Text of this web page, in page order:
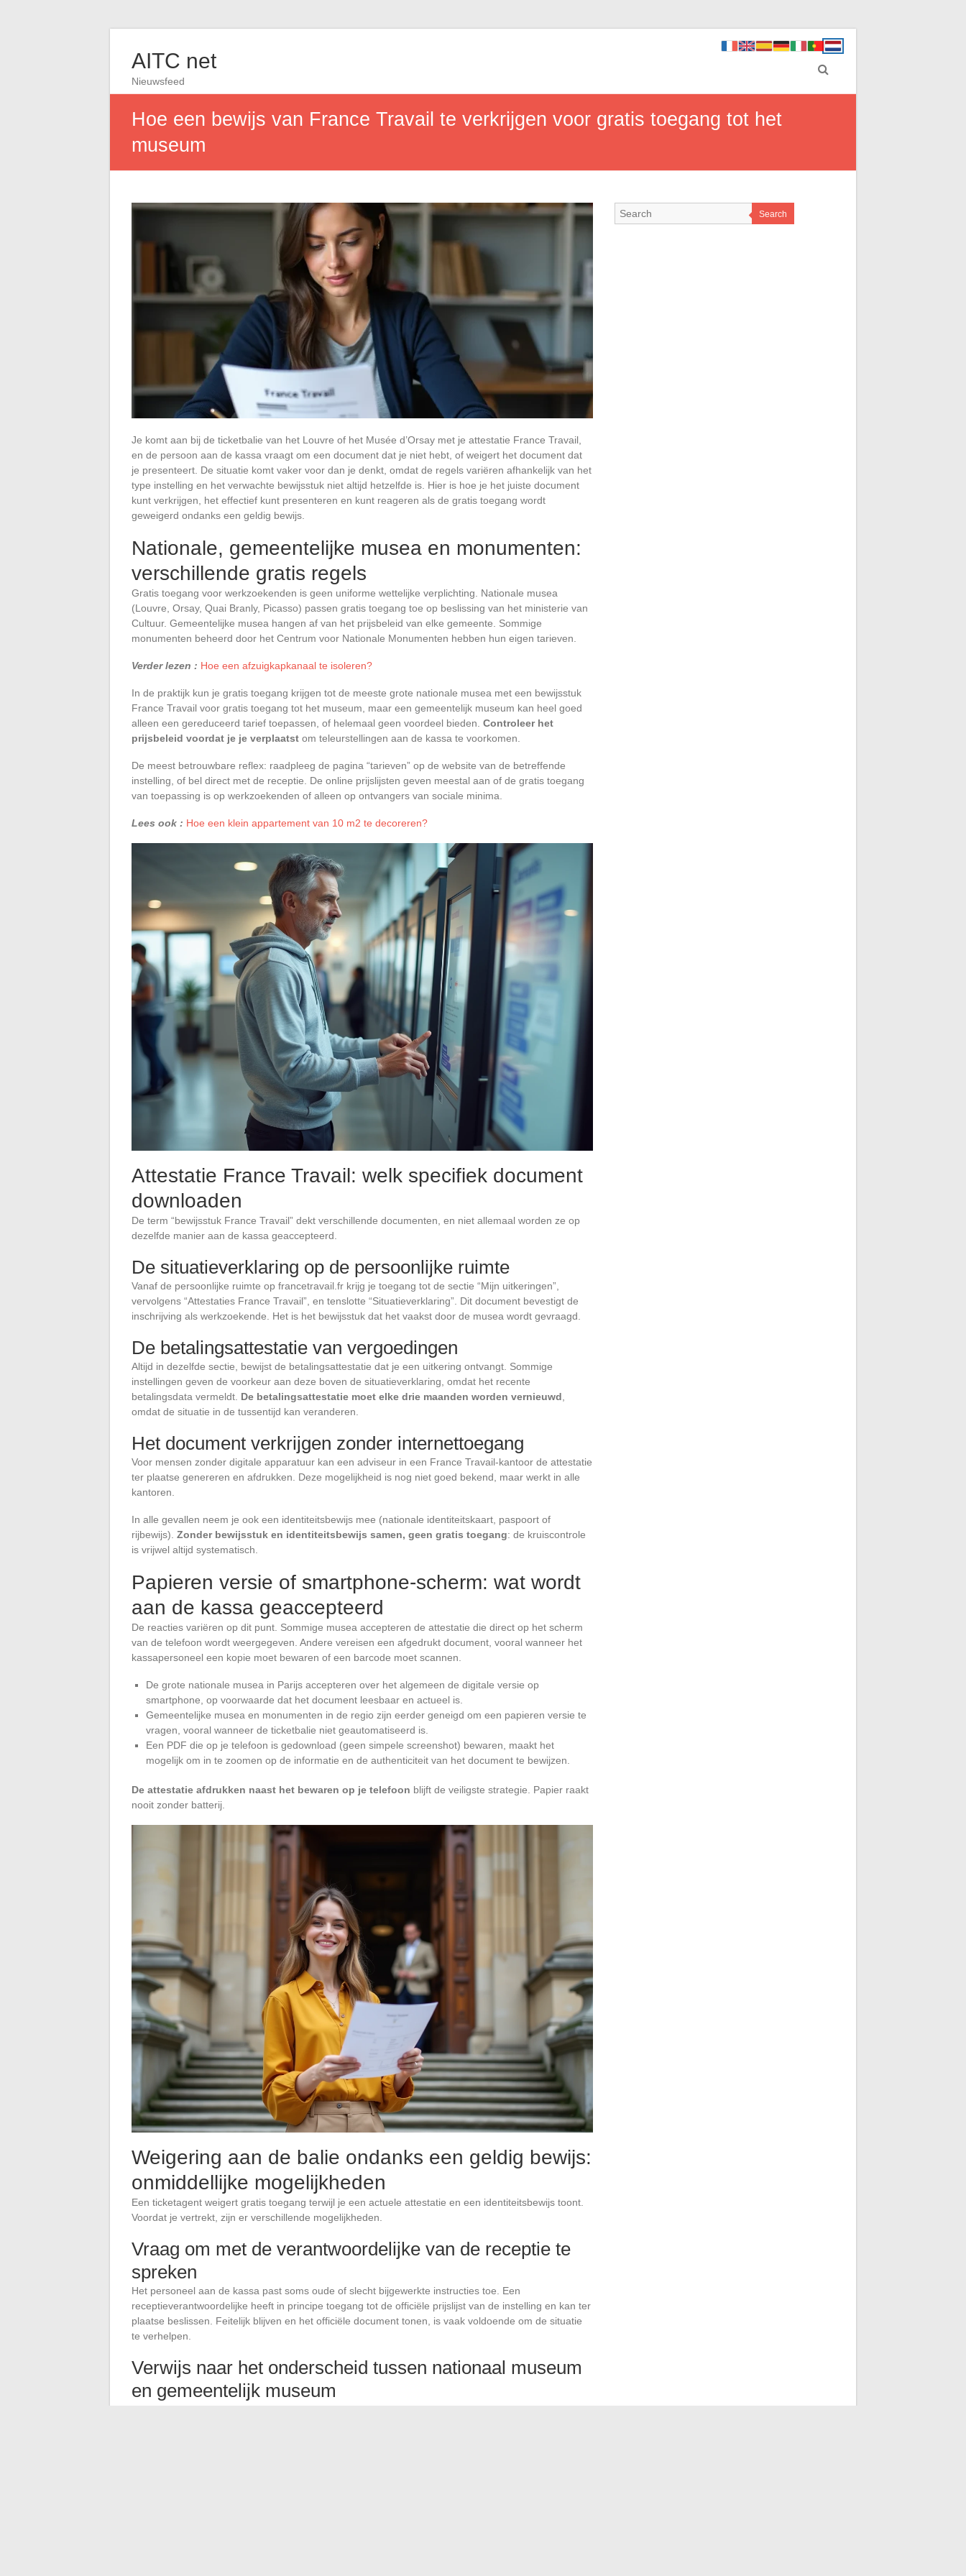
AITC net
Nieuwsfeed
Hoe een bewijs van France Travail te verkrijgen voor gratis toegang tot het
museum
Je komt aan bij de ticketbalie van het Louvre of het Musée d’Orsay met je attestatie France Travail,
en de persoon aan de kassa vraagt om een document dat je niet hebt, of weigert het document dat
je presenteert. De situatie komt vaker voor dan je denkt, omdat de regels variëren afhankelijk van het
type instelling en het verwachte bewijsstuk niet altijd hetzelfde is. Hier is hoe je het juiste document
kunt verkrijgen, het effectief kunt presenteren en kunt reageren als de gratis toegang wordt
geweigerd ondanks een geldig bewijs.
Nationale, gemeentelijke musea en monumenten:
verschillende gratis regels
Gratis toegang voor werkzoekenden is geen uniforme wettelijke verplichting. Nationale musea
(Louvre, Orsay, Quai Branly, Picasso) passen gratis toegang toe op beslissing van het ministerie van
Cultuur. Gemeentelijke musea hangen af van het prijsbeleid van elke gemeente. Sommige
monumenten beheerd door het Centrum voor Nationale Monumenten hebben hun eigen tarieven.
Verder lezen : Hoe een afzuigkapkanaal te isoleren?
In de praktijk kun je gratis toegang krijgen tot de meeste grote nationale musea met een bewijsstuk
France Travail voor gratis toegang tot het museum, maar een gemeentelijk museum kan heel goed
alleen een gereduceerd tarief toepassen, of helemaal geen voordeel bieden. Controleer het
prijsbeleid voordat je je verplaatst om teleurstellingen aan de kassa te voorkomen.
De meest betrouwbare reflex: raadpleeg de pagina “tarieven” op de website van de betreffende
instelling, of bel direct met de receptie. De online prijslijsten geven meestal aan of de gratis toegang
van toepassing is op werkzoekenden of alleen op ontvangers van sociale minima.
Lees ook : Hoe een klein appartement van 10 m2 te decoreren?
Attestatie France Travail: welk specifiek document
downloaden
De term “bewijsstuk France Travail” dekt verschillende documenten, en niet allemaal worden ze op
dezelfde manier aan de kassa geaccepteerd.
De situatieverklaring op de persoonlijke ruimte
Vanaf de persoonlijke ruimte op francetravail.fr krijg je toegang tot de sectie “Mijn uitkeringen”,
vervolgens “Attestaties France Travail”, en tenslotte “Situatieverklaring”. Dit document bevestigt de
inschrijving als werkzoekende. Het is het bewijsstuk dat het vaakst door de musea wordt gevraagd.
De betalingsattestatie van vergoedingen
Altijd in dezelfde sectie, bewijst de betalingsattestatie dat je een uitkering ontvangt. Sommige
instellingen geven de voorkeur aan deze boven de situatieverklaring, omdat het recente
betalingsdata vermeldt. De betalingsattestatie moet elke drie maanden worden vernieuwd
omdat de situatie in de tussentijd kan veranderen.
Het document verkrijgen zonder internettoegang
Voor mensen zonder digitale apparatuur kan een adviseur in een France Travail-kantoor de attestatie
ter plaatse genereren en afdrukken. Deze mogelijkheid is nog niet goed bekend, maar werkt in alle
kantoren.
In alle gevallen neem je ook een identiteitsbewijs mee (nationale identiteitskaart, paspoort of
rijbewijs). Zonder bewijsstuk en identiteitsbewijs samen, geen gratis toegang: de kruiscontrole
is vrijwel altijd systematisch.
Papieren versie of smartphone-scherm: wat wordt
aan de kassa geaccepteerd
De reacties variëren op dit punt. Sommige musea accepteren de attestatie die direct op het scherm
van de telefoon wordt weergegeven. Andere vereisen een afgedrukt document, vooral wanneer het
kassapersoneel een kopie moet bewaren of een barcode moet scannen.
De grote nationale musea in Parijs accepteren over het algemeen de digitale versie op
smartphone, op voorwaarde dat het document leesbaar en actueel is.
Gemeentelijke musea en monumenten in de regio zijn eerder geneigd om een papieren versie te
vragen, vooral wanneer de ticketbalie niet geautomatiseerd is.
Een PDF die op je telefoon is gedownload (geen simpele screenshot) bewaren, maakt het
mogelijk om in te zoomen op de informatie en de authenticiteit van het document te bewijzen.
De attestatie afdrukken naast het bewaren op je telefoon blijft de veiligste strategie. Papier raakt
nooit zonder batterij.
Weigering aan de balie ondanks een geldig bewijs:
onmiddellijke mogelijkheden
Een ticketagent weigert gratis toegang terwijl je een actuele attestatie en een identiteitsbewijs toont.
Voordat je vertrekt, zijn er verschillende mogelijkheden.
Vraag om met de verantwoordelijke van de receptie te
spreken
Het personeel aan de kassa past soms oude of slecht bijgewerkte instructies toe. Een
receptieverantwoordelijke heeft in principe toegang tot de officiële prijslijst van de instelling en kan ter
plaatse beslissen. Feitelijk blijven en het officiële document tonen, is vaak voldoende om de situatie
te verhelpen.
Verwijs naar het onderscheid tussen nationaal museum
en gemeentelijk museum
Search